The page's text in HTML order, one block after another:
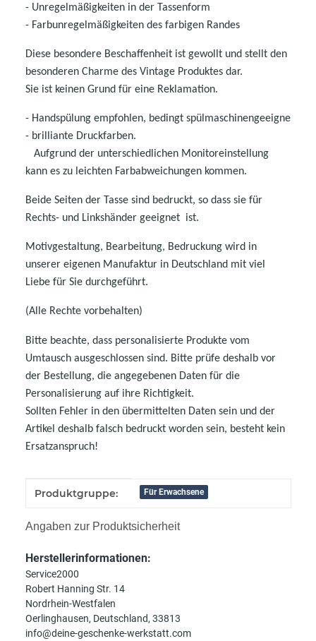
- Unregelmäßigkeiten in der Tassenform
- Farbunregelmäßigkeiten des farbigen Randes
Diese besondere Beschaffenheit ist gewollt und stellt den
besonderen Charme des Vintage Produktes dar.
Sie ist keinen Grund für eine Reklamation.
- Handspülung empfohlen, bedingt spülmaschinengeeigne
- brilliante Druckfarben.
Aufgrund der unterschiedlichen Monitoreinstellung
kann es zu leichten Farbabweichungen kommen.
Beide Seiten der Tasse sind bedruckt, so dass sie für
Rechts- und Linkshänder geeignet ist.
Motivgestaltung, Bearbeitung, Bedruckung wird in
unserer eigenen Manufaktur in Deutschland mit viel
Liebe für Sie durchgeführt.
(Alle Rechte vorbehalten)
Bitte beachte, dass personalisierte Produkte vom
Umtausch ausgeschlossen sind. Bitte prüfe deshalb vor
der Bestellung, die angegebenen Daten für die
Personalisierung auf ihre Richtigkeit.
Sollten Fehler in den übermittelten Daten sein und der
Artikel deshalb falsch bedruckt worden sein, besteht kein
Ersatzanspruch!
Produkteigenschaft
Wert
Produktgruppe: Für Erwachsene
Angaben zur Produktsicherheit
Herstellerinformationen:
Service2000
Robert Hanning Str. 14
Nordrhein-Westfalen
Oerlinghausen, Deutschland, 33813
info@deine-geschenke-werkstatt.com